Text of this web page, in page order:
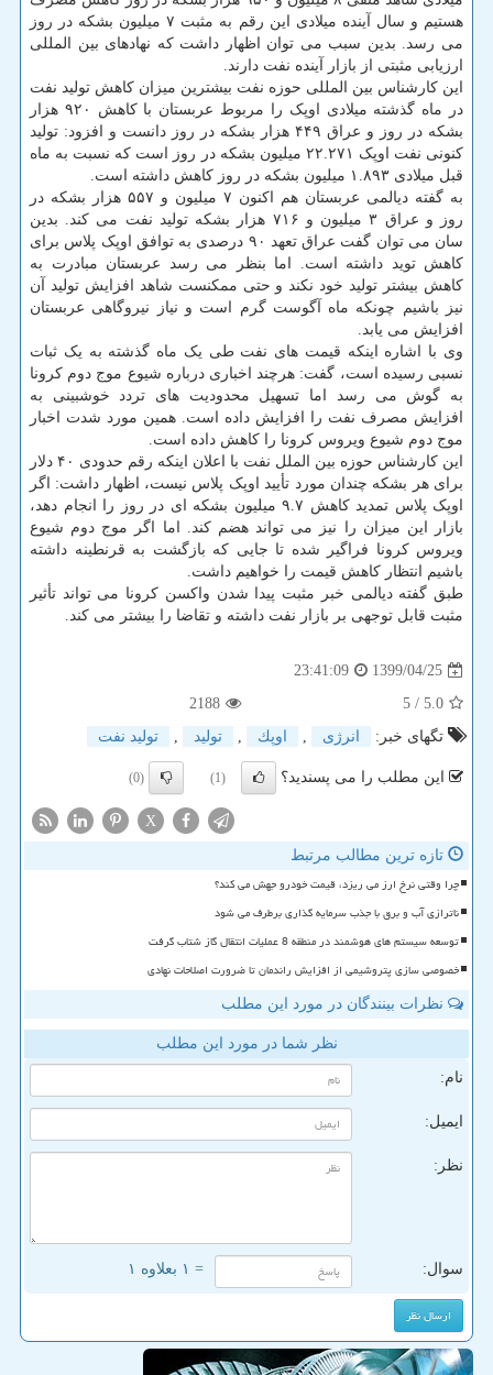
هستیم و سال آینده میلادی این رقم به مثبت ۷ میلیون بشکه در روز
می رسد. بدین سبب می توان اظهار داشت که نهادهای بین المللی
ارزیابی مثبتی از بازار آینده نفت دارند.
این کارشناس بین المللی حوزه نفت بیشترین میزان کاهش تولید نفت
در ماه گذشته میلادی اوپک را مربوط عربستان با کاهش ۹۲۰ هزار
بشکه در روز و عراق ۴۴۹ هزار بشکه در روز دانست و افزود: تولید
کنونی نفت اوپک ۲۲.۲۷۱ میلیون بشکه در روز است که نسبت به ماه
قبل میلادی ۱.۸۹۳ میلیون بشکه در روز کاهش داشته است.
به گفته دیالمی عربستان هم اکنون ۷ میلیون و ۵۵۷ هزار بشکه در
روز و عراق ۳ میلیون و ۷۱۶ هزار بشکه تولید نفت می کند. بدین
سان می توان گفت عراق تعهد ۹۰ درصدی به توافق اوپک پلاس برای
کاهش توید داشته است. اما بنظر می رسد عربستان مبادرت به
کاهش بیشتر تولید خود نکند و حتی ممکنست شاهد افزایش تولید آن
نیز باشیم چونکه ماه آگوست گرم است و نیاز نیروگاهی عربستان
افزایش می یابد.
وی با اشاره اینکه قیمت های نفت طی یک ماه گذشته به یک ثبات
نسبی رسیده است، گفت: هرچند اخباری درباره شیوع موج دوم کرونا
به گوش می رسد اما تسهیل محدودیت های تردد خوشبینی به
افزایش مصرف نفت را افزایش داده است. همین مورد شدت اخبار
موج دوم شیوع ویروس کرونا را کاهش داده است.
این کارشناس حوزه بین الملل نفت با اعلان اینکه رقم حدودی ۴۰ دلار
برای هر بشکه چندان مورد تأیید اوپک پلاس نیست، اظهار داشت: اگر
اوپک پلاس تمدید کاهش ۹.۷ میلیون بشکه ای در روز را انجام دهد،
بازار این میزان را نیز می تواند هضم کند. اما اگر موج دوم شیوع
ویروس کرونا فراگیر شده تا جایی که بازگشت به قرنطینه داشته
باشیم انتظار کاهش قیمت را خواهیم داشت.
طبق گفته دیالمی خبر مثبت پیدا شدن واکسن کرونا می تواند تأثیر
مثبت قابل توجهی بر بازار نفت داشته و تقاضا را بیشتر می کند.
1399/04/25
23:41:09
5.0
/ 5
2188
تگهای خبر:
انرژی , اوپك , تولید , تولید نفت
این مطلب را می پسندید؟ (1)
(0)
X
تازه ترین مطالب مرتبط
چرا وقتی نرخ ارز می ریزد، قیمت خودرو جهش می کند؟
ناترازی آب و برق با جذب سرمایه گذاری برطرف می شود
توسعه سیستم های هوشمند در منطقه 8 عملیات انتقال گاز شتاب گرفت
خصوصی سازی پتروشیمی از افزایش راندمان تا ضرورت اصلاحات نهادی
نظرات بینندگان در مورد این مطلب
نظر شما در مورد این مطلب
نام:
ایمیل:
نظر:
سوال: = ۱ بعلاوه ۱